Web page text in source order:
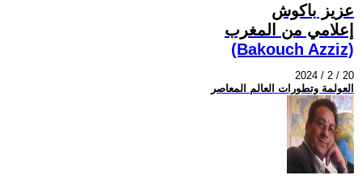
عزيز باكوش
إعلامي من المغرب
(Bakouch Azziz)
2024 / 2 / 20
العولمة وتطورات العالم المعاصر